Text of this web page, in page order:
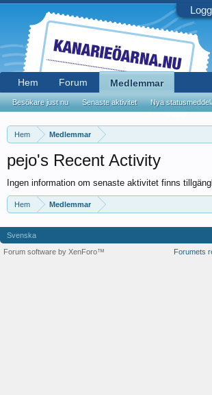
Hem Medlemmar
pejo's Recent Activity
Ingen information om senaste aktivitet finns
Hem Medlemmar
Hem Forum Medlemmar
Besökare just nu Senaste aktivitet Nya
Svenska
Forumets
Forum software by XenForo™